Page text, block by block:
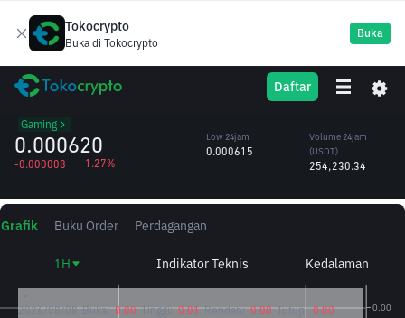
Tokocrypto
Buka di Tokocrypto
Buka
Daftar
MBL MovieBloc
Gaming
0.000620
-0.000008 -1.27%
Low 24jam
0.000615
Volume 24jam
(MBL)
Volume 24jam
(USDT)
254,230.34
Grafik Buku Order Perdagangan
1H Indikator Teknis Kedalaman
2026/08/08 Buka: 0.00 Tinggi: 0.01 Rendah: 0.00 Tutup: 0.00